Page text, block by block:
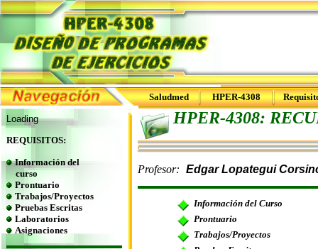
Saludmed HPER-4308
Loading
REQUISITOS:
Información del
curso
Prontuario
Trabajos/Proyectos
Pruebas Escritas
Laboratorios
Asignaciones
HPER-4308:
Profesor: Edgar Lopategui
Información del Curso
Prontuario
Trabajos/Proyectos